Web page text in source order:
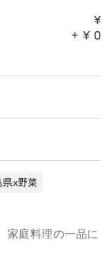
出来ませんのでご
¥
+ ¥ 0
県x野菜
家庭料理の一品に